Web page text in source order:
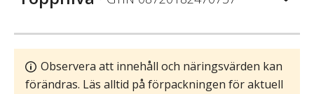
Observera att innehåll och näringsvärden kan
förändras. Läs alltid på förpackningen för aktuell